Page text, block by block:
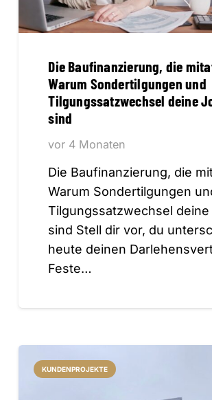
Die Baufinanzierung, die
Warum Sondertilgungen und
Tilgungssatzwechsel deine
sind
vor 4 Monaten
Die Baufinanzierung, die
Warum Sondertilgungen
Tilgungssatzwechsel
sind Stell dir vor, du
heute deinen
Feste…
KUNDENPROJEKTE